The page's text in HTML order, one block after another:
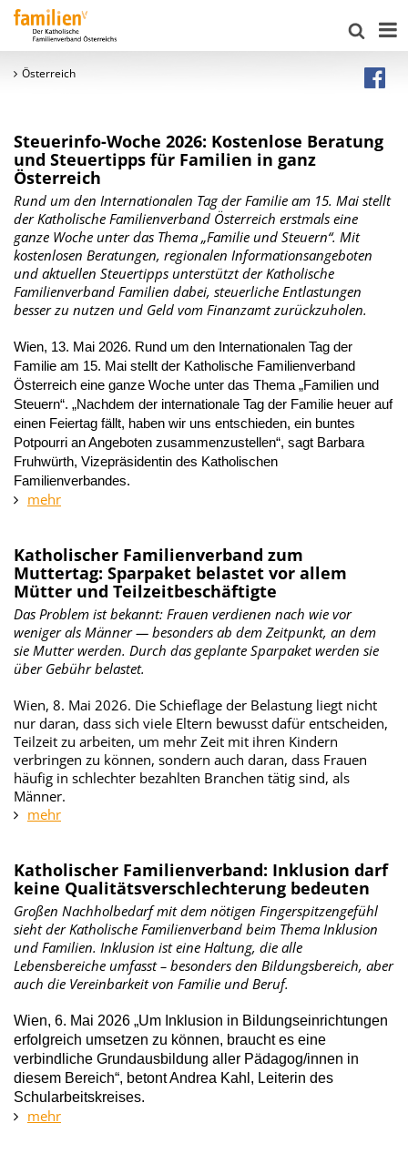
Österreich
Steuerinfo-Woche 2026: Kostenlose Beratung
und Steuertipps für Familien in ganz
Österreich
Rund um den Internationalen Tag der Familie am 15. Mai stellt
der Katholische Familienverband Österreich erstmals eine
ganze Woche unter das Thema „Familie und Steuern“. Mit
kostenlosen Beratungen, regionalen Informationsangeboten
und aktuellen Steuertipps unterstützt der Katholische
Familienverband Familien dabei, steuerliche Entlastungen
besser zu nutzen und Geld vom Finanzamt zurückzuholen.
Wien, 13. Mai 2026. Rund um den Internationalen Tag der
Familie am 15. Mai stellt der Katholische Familienverband
Österreich eine ganze Woche unter das Thema „Familien und
Steuern“. „Nachdem der internationale Tag der Familie heuer auf
einen Feiertag fällt, haben wir uns entschieden, ein buntes
Potpourri an Angeboten zusammenzustellen“, sagt Barbara
Fruhwürth, Vizepräsidentin des Katholischen
Familienverbandes.
mehr
Katholischer Familienverband zum
Muttertag: Sparpaket belastet vor allem
Mütter und Teilzeitbeschäftigte
Das Problem ist bekannt: Frauen verdienen nach wie vor
weniger als Männer — besonders ab dem Zeitpunkt, an dem
sie Mutter werden. Durch das geplante Sparpaket werden sie
über Gebühr belastet.
Wien, 8. Mai 2026. Die Schieflage der Belastung liegt nicht
nur daran, dass sich viele Eltern bewusst dafür entscheiden,
Teilzeit zu arbeiten, um mehr Zeit mit ihren Kindern
verbringen zu können, sondern auch daran, dass Frauen
häufig in schlechter bezahlten Branchen tätig sind, als
Männer.
mehr
Katholischer Familienverband: Inklusion darf
keine Qualitätsverschlechterung bedeuten
Großen Nachholbedarf mit dem nötigen Fingerspitzengefühl
sieht der Katholische Familienverband beim Thema Inklusion
und Familien. Inklusion ist eine Haltung, die alle
Lebensbereiche umfasst – besonders den Bildungsbereich, aber
auch die Vereinbarkeit von Familie und Beruf.
Wien, 6. Mai 2026 „Um Inklusion in Bildungseinrichtungen
erfolgreich umsetzen zu können, braucht es eine
verbindliche Grundausbildung aller Pädagog/innen in
diesem Bereich“, betont Andrea Kahl, Leiterin des
Schularbeitskreises.
mehr